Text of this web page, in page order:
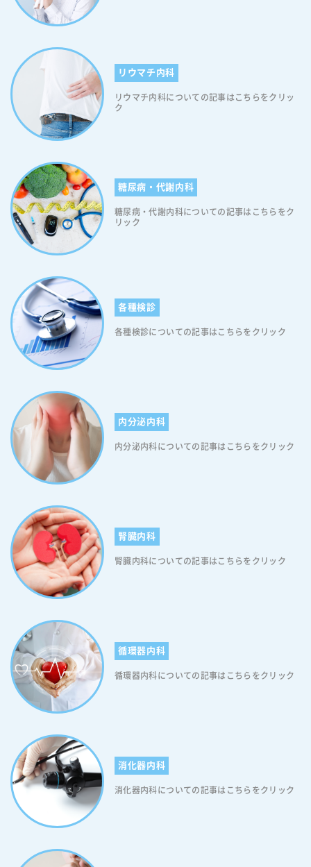
スリンが分泌され、2～3時間もすれば食事前の血糖値に戻りますが、糖
質を摂りすぎたり、血糖値を急上昇させるような食べ方をしたりする
ルの原因になるのです。 日本人の糖尿病患者さんの約95％が2型糖尿
病 日本人の糖尿病患者さんの約95％が「2型糖尿病」と言われていま
す。2型糖尿病の原因には色々とありますが、主に「太り過ぎ」「運動
不足」「ストレス」などの生活習慣によって引き起こされやすくなるこ
とが知られています。そのため、生活習慣を改善していくことが糖尿病
予防の大きな一歩となります。糖尿病にお心当たりのある方は、食事の
取り方に気を付け、運動を習慣化することから始めてください。 糖尿
取すると、血糖は上がりやすくなります。特に甘いものなど単純糖質を
含む食品は、急激な血糖上昇の原因になりますので、注意が必要です。
以下、糖尿病の原因となりやすい食べ物です。 ・白米 ・食パン、菓子
パン ・うどん、焼きそば、スパゲティなどの麺類 ・かぼちゃ、じゃが
芋、さつまいも、とうもろこし ・ホットケーキ、ケーキ ・饅頭 ・スナ
ック菓子、クッキー、せんべい ・ようかん、饅頭 ・ジュース 積極的に
取り入れたい食べ物 糖尿病改善のためには、食物繊維が含まれる食品を
抑え、便通を改善させる効果があります。さらに、水に溶ける食物繊維
（水溶性食物繊維）には、血中コレステロールの上昇を抑える効果があ
ります。なお、食物繊維の目標は、18～64歳においては、男性は1日21
g以上、女性は1日18g以上と言われています（参照：日本人の食事摂取
基準2020年版）。 食物繊維を多く含む食べ物 食物繊維を多く含む食べ
物には、野菜、海藻、きのこなどが挙げられます。 【食物繊維を多く含
ーや小松菜などの緑黄色野菜には食物繊維以外にも、糖の代謝を促進す
る葉酸も多く含まれています。ですので、野菜を選ぶ際は緑黄色野菜を
中心に食べてください。なお、南瓜やれんこん、芋類は糖質が多い野菜
なので、食べ過ぎに注意してくださいね。 【食物繊維を多く含む食べ物
2】海藻 海藻は低カロリーで食物繊維、ビタミン、ミネラルを多く含み
ます。中でも「めかぶ」はおすすめです。 【食物繊維を多く含む食べ物
繊維は、糖の吸収を邪魔するため、血糖値の上昇を緩やかにしてくれま
す。さらに、きのこに含まれるβ-グルカンは胃や腸で膨らむので満腹感
も得られ、お通じの調子も整います。 極端な糖質制限はかえって悪影
響です 食事療法の基本的な考え方は、必要以上のカロリーを摂らないよ
うにして、すい臓の負担を軽くして働きを回復させたり、インスリンの
補給による血糖コントロールを行いやすくすることです。そのため、適
切なカロリーの範囲内で、タンパク質、脂質、ビタミン、ミネラルなど
症”や“動脈硬化”に繋がる恐れがあり、逆効果となってしまう可能性が
ありますので、注意してください。 糖尿病予防につながる食事のポイ
ント 糖尿病の予防には、食べすぎないことはもちろん、血糖値を上げな
い「食事の方法」も大切です。以下、糖尿病予防につながる食事のポイ
ントです。 【糖尿病予防につながる食事のポイント1】野菜類から食べ
る 野菜類から先に食べることで食後の血糖値の上昇が緩やかになりま
す。また、野菜や豆類などで少しお腹をふくらませておくと、肉類やご
食べてください。 【糖尿病予防につながる食事のポイント2】ゆっくり
食べる 早食いは食べすぎの原因となるほか、急激な血糖値の上昇を招き
ます。食事をする際はひと口入れたら箸を置くクセをつけ、ゆっくり食
べることを心掛けてください。 【糖尿病予防につながる食事のポイント
3】規則正しく３食を食べる １日に２食や、間隔の空き過ぎた食事の取
り方はよくありません。食事を抜いたり、まとめ食いしたりはせず、規
則正しく３食を食べることを心掛けてください。 【糖尿病予防につなが
き、インスリンを分泌するすい臓に大きな負担がかかります。また、そ
リウマチ内科
リウマチ内科についての記事はこちらをクリッ
ク
糖尿病・代謝内科
糖尿病・代謝内科についての記事はこちらをク
リック
各種検診
各種検診についての記事はこちらをクリック
内分泌内科
内分泌内科についての記事はこちらをクリック
腎臓内科
腎臓内科についての記事はこちらをクリック
循環器内科
循環器内科についての記事はこちらをクリック
消化器内科
消化器内科についての記事はこちらをクリック